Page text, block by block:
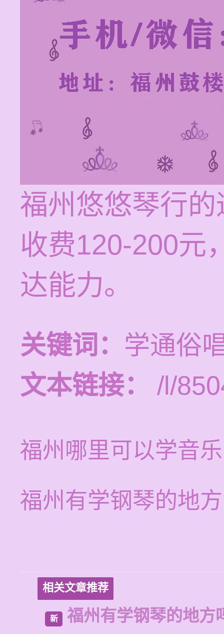
福州悠悠琴行
收费120-200元
达能力。
关键词： 学通俗
文本链接：
/l/
福州哪里可以学音乐
福州有学钢琴的地
相关文章推荐
新 福州有学钢琴的地方